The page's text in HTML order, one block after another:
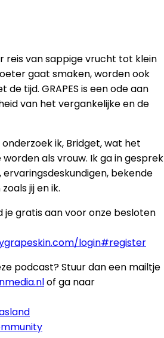
reis van sappige vrucht tot klein
gaat smaken, worden ook
tijd. GRAPES is een ode aan
van het vergankelijke en de
ik, Bridget, wat het
als vrouw. Ik ga in gesprek
bekende
jij en ik.
je gratis aan voor onze besloten
login#register
podcast? Stuur dan een mailtje
of ga naar